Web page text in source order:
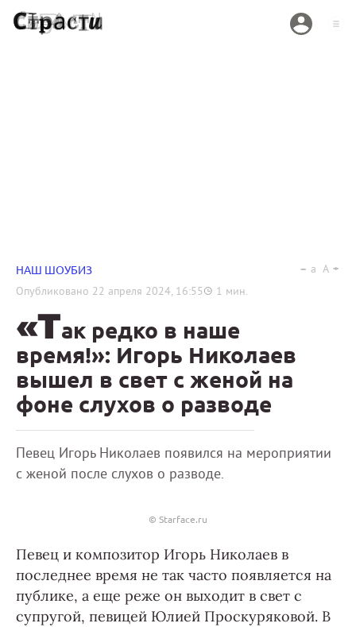
НАШ ШОУБИЗ
Опубликовано 22 апреля 2024, 16:55 1 мин.
a A
«Так редко в наше
время!»: Игорь Николаев
вышел в свет с женой на
фоне слухов о разводе
Певец Игорь Николаев появился на мероприятии
с женой после слухов о разводе.
© Starface.ru
Певец и композитор Игорь Николаев в
последнее время не так часто появляется на
публике, а еще реже он выходит в свет с
супругой, певицей Юлией Проскуряковой. В